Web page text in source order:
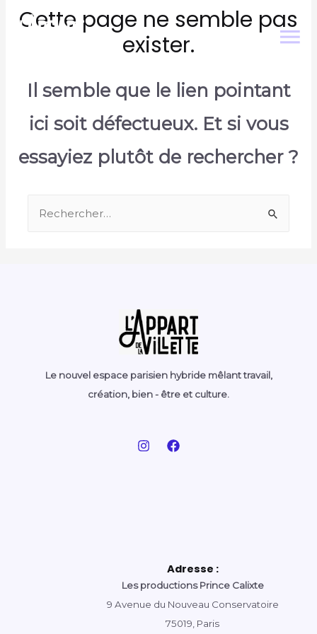
Cette page ne semble pas
exister.
Il semble que le lien pointant
ici soit défectueux. Et si vous
essayiez plutôt de rechercher ?
Le nouvel espace parisien hybride mêlant travail,
création, bien - être et culture.
Adresse :
Les productions Prince Calixte
9 Avenue du Nouveau Conservatoire
75019, Paris